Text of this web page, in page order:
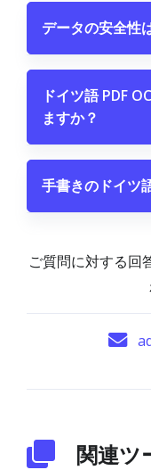
データの安全性
ドイツ語 PDF
ますか？
手書きのドイツ
ご質問に対する回
関連ツ